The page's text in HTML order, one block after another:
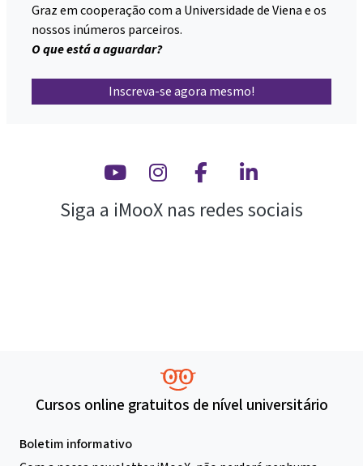
Graz em cooperação com a Universidade de Viena e os
nossos inúmeros parceiros.
O que está a aguardar?
Inscreva-se agora mesmo!
Youtube InstagramFacebook
Siga a iMooX nas redes sociais
Cursos online gratuitos de nível universitário
Boletim informativo